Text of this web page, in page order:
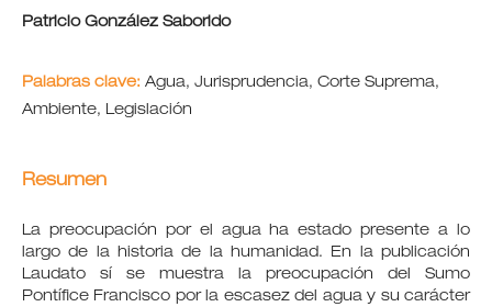
Patricio González Saborido
Palabras clave: Agua, Jurisprudencia, Corte Suprema,
Ambiente, Legislación
Resumen
La preocupación por el agua ha estado presente a lo
largo de la historia de la humanidad. En la publicación
Laudato sí se muestra la preocupación del Sumo
Pontífice Francisco por la escasez del agua y su carácter